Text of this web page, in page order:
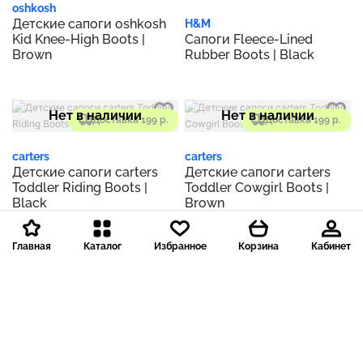
oshkosh
Детские сапоги oshkosh
Kid Knee-High Boots |
Brown
H&M
Сапоги Fleece-Lined
Rubber Boots | Black
Доставка 199 р.
Нет в наличии
carters
Детские сапоги carters
Toddler Riding Boots |
Black
Доставка 199 р.
Нет в наличии
carters
Детские сапоги carters
Toddler Cowgirl Boots |
Brown
Главная Каталог Избранное Корзина Кабинет